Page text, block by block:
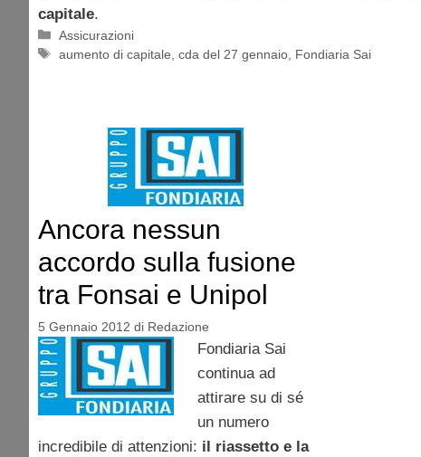
capitale.
Categorie
Assicurazioni
Tag
aumento di capitale ,cda del 27 gennaio Fondiaria Sai
Ancora nessun
accordo sulla fusione
tra Fonsai e Unipol
5 Gennaio 2012 di Redazione
Fondiaria Sai
continua ad
attirare su di sé
un numero
incredibile di attenzioni: il riassetto e la